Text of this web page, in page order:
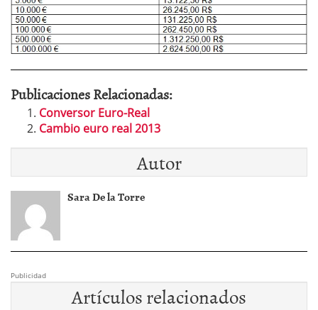
Publicaciones Relacionadas:
Conversor Euro-Real
Cambio euro real 2013
Autor
Sara De la Torre
Publicidad
Artículos relacionados